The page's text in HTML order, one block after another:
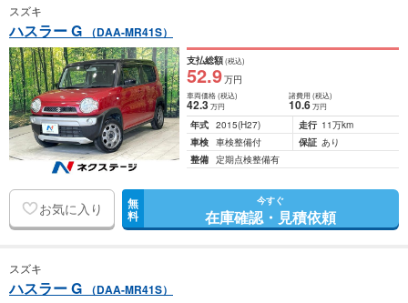
スズキ
ハスラー G （DAA-MR41S）
支払総額(税込)
52.9万円
車両価格(税込)
42.3万円
諸費用 (税込)
10.6 万円
年式 2015(H27) 走行 11万km
車検 車検整備付 保証 あり
整備 定期点検整備有
お気に入り 無
料
今すぐ
在庫確認・見積依頼
スズキ
ハスラー G （DAA-MR41S）